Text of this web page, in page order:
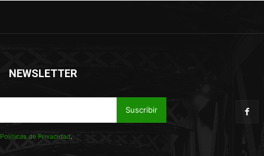
NEWSLETTER
Suscribir
Políticas de Privacidad.